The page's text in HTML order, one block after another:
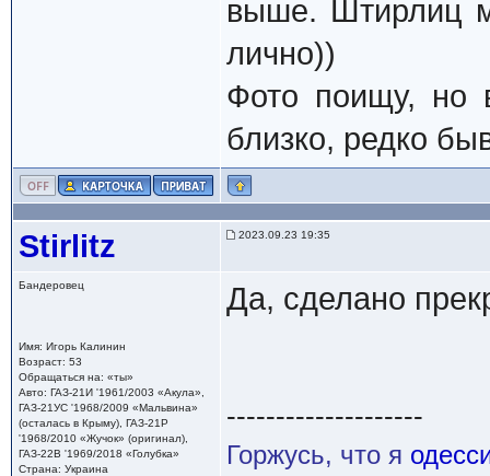
выше. Штирлиц
лично))
Фото поищу, но
близко, редко
Stirlitz 2023.09.23 19:35
Бандеровец
Имя: Игорь Калинин
Возраст: 53
Обращаться на: «ты»
Авто: ГАЗ-21И '1961/2003 «Акула»,
ГАЗ-21УС '1968/2009 «Мальвина»
(осталась в Крыму), ГАЗ-21Р
'1968/2010 «Жучок» (оригинал),
ГАЗ-22В '1969/2018 «Голубка»
Страна: Украина
Да, сделано
--------------------
Горжусь, что я